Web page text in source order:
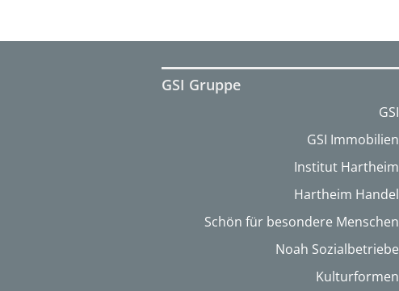
GSI Gruppe
GSI
GSI Immobilien
Institut Hartheim
Hartheim Handel
Schön für besondere Menschen
Noah Sozialbetriebe
Kulturformen